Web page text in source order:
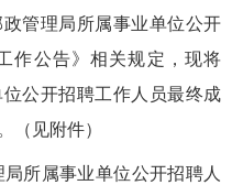
管理局所属事业单位公开
作公告》相关规定，现将
公开招聘工作人员最终成
（见附件）
所属事业单位公开招聘人